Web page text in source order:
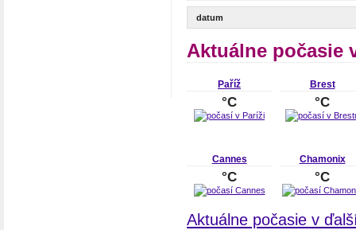
datum
Aktuálne počasie
Paříž
°C
Brest
°C
Cannes
°C
Chamonix
°C
Aktuálne počasie v